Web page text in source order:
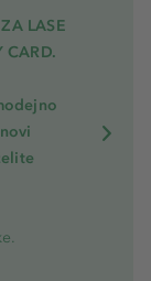
LASE
CARD.